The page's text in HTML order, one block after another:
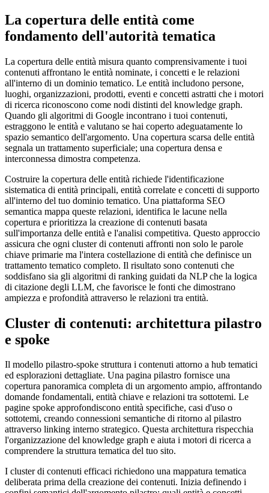
La copertura delle entità come
fondamento dell'autorità tematica
La copertura delle entità misura quanto comprensivamente i tuoi
contenuti affrontano le entità nominate, i concetti e le relazioni
all'interno di un dominio tematico. Le entità includono persone,
luoghi, organizzazioni, prodotti, eventi e concetti astratti che i motori
di ricerca riconoscono come nodi distinti del knowledge graph.
Quando gli algoritmi di Google incontrano i tuoi contenuti,
estraggono le entità e valutano se hai coperto adeguatamente lo
spazio semantico dell'argomento. Una copertura scarsa delle entità
segnala un trattamento superficiale; una copertura densa e
interconnessa dimostra competenza.
Costruire la copertura delle entità richiede l'identificazione
sistematica di entità principali, entità correlate e concetti di supporto
all'interno del tuo dominio tematico. Una piattaforma SEO
semantica mappa queste relazioni, identifica le lacune nella
copertura e prioritizza la creazione di contenuti basata
sull'importanza delle entità e l'analisi competitiva. Questo approccio
assicura che ogni cluster di contenuti affronti non solo le parole
chiave primarie ma l'intera costellazione di entità che definisce un
trattamento tematico completo. Il risultato sono contenuti che
soddisfano sia gli algoritmi di ranking guidati da NLP che la logica
di citazione degli LLM, che favorisce le fonti che dimostrano
ampiezza e profondità attraverso le relazioni tra entità.
Cluster di contenuti: architettura pilastro
e spoke
Il modello pilastro-spoke struttura i contenuti attorno a hub tematici
ed esplorazioni dettagliate. Una pagina pilastro fornisce una
copertura panoramica completa di un argomento ampio, affrontando
domande fondamentali, entità chiave e relazioni tra sottotemi. Le
pagine spoke approfondiscono entità specifiche, casi d'uso o
sottotemi, creando connessioni semantiche di ritorno al pilastro
attraverso linking interno strategico. Questa architettura rispecchia
l'organizzazione del knowledge graph e aiuta i motori di ricerca a
comprendere la struttura tematica del tuo sito.
I cluster di contenuti efficaci richiedono una mappatura tematica
deliberata prima della creazione dei contenuti. Inizia definendo i